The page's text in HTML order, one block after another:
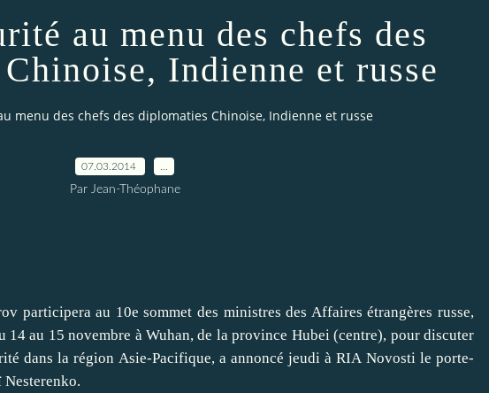
au menu des chefs des
Indienne et russe
menu des chefs des diplomaties Chinoise, Indienne et russe
07.03.2014
Par Jean-Théophane
au 10e sommet des ministres des Affaires étrangères russe,
au 15 novembre à Wuhan, de la province Hubei (centre), pour discuter
dans la région Asie-Pacifique, a annoncé jeudi à RIA Novosti le porte-